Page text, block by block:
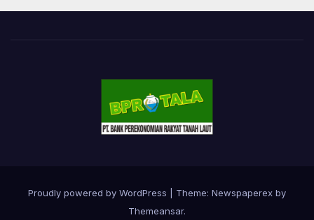
Proudly powered by WordPress
Theme: Newspaperex by
Themeansar.